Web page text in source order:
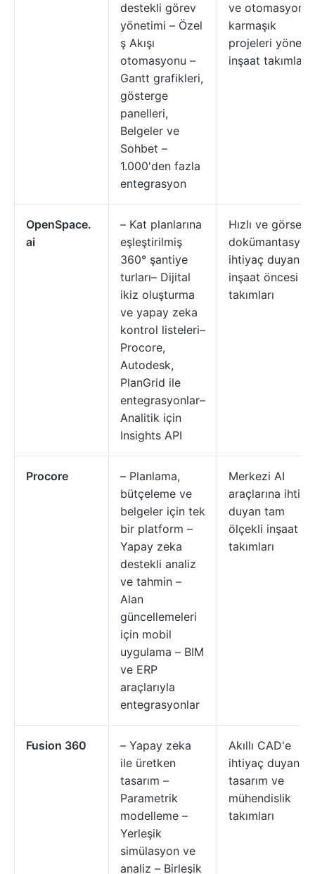
destekli görev
yönetimi – Özel
ş Akışı
otomasyonu –
Gantt grafikleri,
gösterge
panelleri,
Belgeler ve
Sohbet –
1.000'den fazla
entegrasyon
ve otomasyon
karmaşık
projeleri
inşaat takımları
OpenSpace.
ai
– Kat planlarına
eşleştirilmiş
360° şantiye
turları– Dijital
ikiz oluşturma
ve yapay zeka
kontrol listeleri–
Procore,
Autodesk,
PlanGrid ile
entegrasyonlar–
Analitik için
Insights API
Hızlı ve görsel
ihtiyaç duyan
inşaat öncesi
takımları
Procore
– Planlama,
bütçeleme ve
belgeler için tek
bir platform –
Yapay zeka
destekli analiz
ve tahmin –
Alan
güncellemeleri
için mobil
uygulama – BIM
ve ERP
araçlarıyla
entegrasyonlar
Merkezi AI
araçlarına
duyan tam
ölçekli inşaat
takımları
Fusion 360
– Yapay zeka
ile üretken
tasarım –
Parametrik
modelleme –
Yerleşik
simülasyon ve
analiz – Birleşik
Akıllı CAD'e
ihtiyaç duyan
tasarım ve
mühendislik
takımları